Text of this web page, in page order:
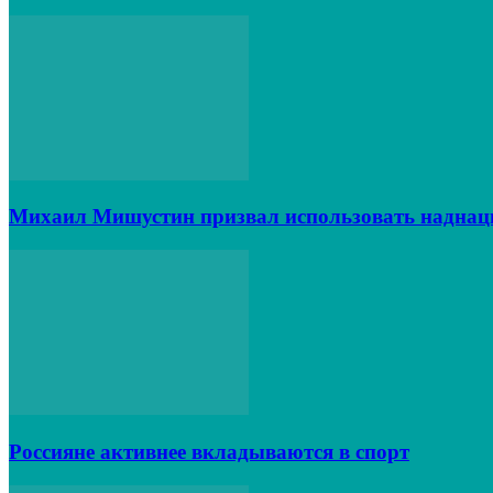
Михаил Мишустин призвал использовать
Россияне активнее вкладываются в спорт